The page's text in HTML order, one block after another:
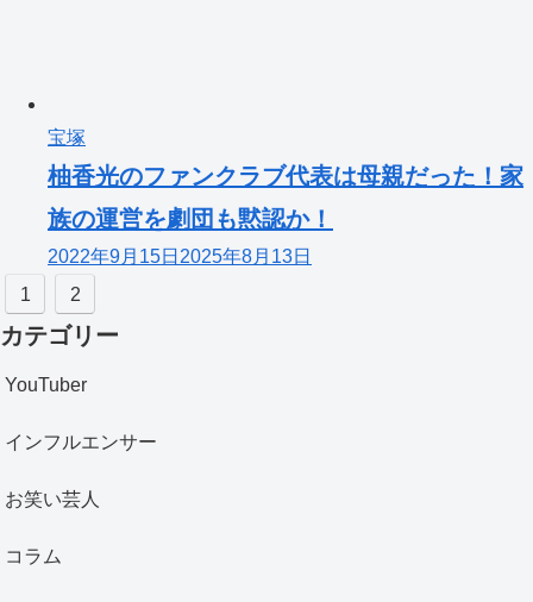
宝塚
柚香光のファンクラブ代表は母親だった！家
族の運営を劇団も黙認か！
2022年9月15日 2025年8月13日
1
2
カテゴリー
YouTuber
インフルエンサー
お笑い芸人
コラム